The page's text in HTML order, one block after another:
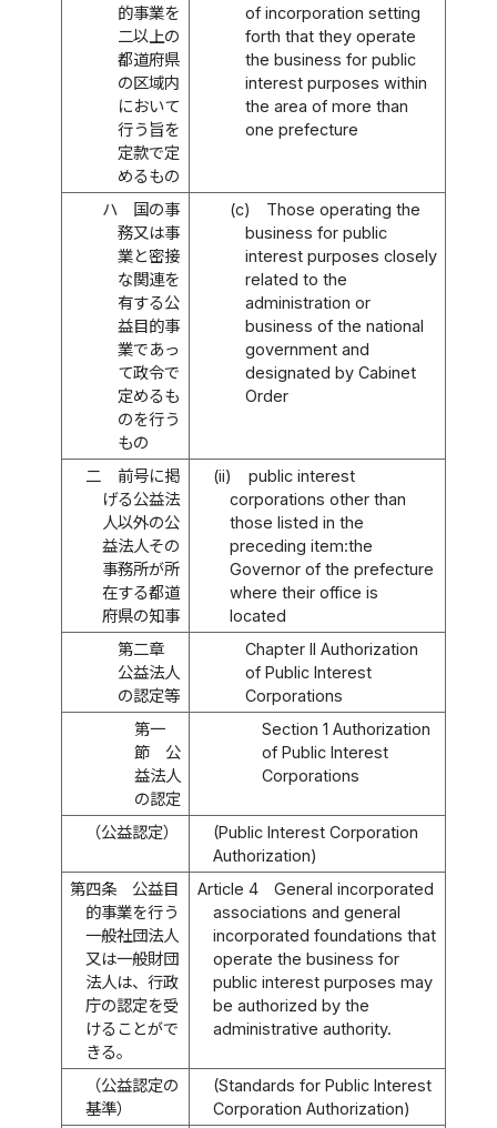
的事業を
二以上の
都道府県
の区域内
において
行う旨を
定款で定
めるもの
of incorporation setting
forth that they operate
the business for public
interest purposes within
the area of more than
one prefecture
ハ
国の事
務又は事
業と密接
な関連を
有する公
益目的事
業であっ
て政令で
定めるも
のを行う
もの
(c)
Those operating the
business for public
interest purposes closely
related to the
administration or
business of the national
government and
designated by Cabinet
Order
二
前号に掲
げる公益法
人以外の公
益法人その
事務所が所
在する都道
府県の知事
(ii)
public interest
corporations other than
those listed in the
preceding item:the
Governor of the prefecture
where their office is
located
第二章
公益法人
の認定等
Chapter II Authorization
of Public Interest
Corporations
第一
節 公
益法人
の認定
Section 1 Authorization
of Public Interest
Corporations
（公益認定）
(Public Interest Corporation
Authorization)
第四条
公益目
的事業を行う
一般社団法人
又は一般財団
法人は、行政
庁の認定を受
けることがで
きる。
Article 4
General incorporated
associations and general
incorporated foundations that
operate the business for
public interest purposes may
be authorized by the
administrative authority.
（公益認定の
基準）
(Standards for Public Interest
Corporation Authorization)